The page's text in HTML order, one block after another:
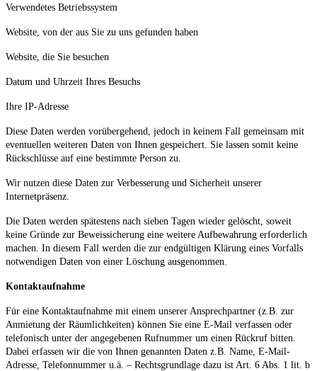
Verwendetes Betriebssystem
Website, von der aus Sie zu uns gefunden haben
Website, die Sie besuchen
Datum und Uhrzeit Ihres Besuchs
Ihre IP-Adresse
Diese Daten werden vorübergehend, jedoch in keinem Fall gemeinsam mit
eventuellen weiteren Daten von Ihnen gespeichert. Sie lassen somit keine
Rückschlüsse auf eine bestimmte Person zu.
Wir nutzen diese Daten zur Verbesserung und Sicherheit unserer
Internetpräsenz.
Die Daten werden spätestens nach sieben Tagen wieder gelöscht, soweit
keine Gründe zur Beweissicherung eine weitere Aufbewahrung erforderlich
machen. In diesem Fall werden die zur endgültigen Klärung eines Vorfalls
notwendigen Daten von einer Löschung ausgenommen.
Kontaktaufnahme
Für eine Kontaktaufnahme mit einem unserer Ansprechpartner (z.B. zur
Anmietung der Räumlichkeiten) können Sie eine E-Mail verfassen oder
telefonisch unter der angegebenen Rufnummer um einen Rückruf bitten.
Dabei erfassen wir die von Ihnen genannten Daten z.B. Name, E-Mail-
Adresse, Telefonnummer u.ä. – Rechtsgrundlage dazu ist Art. 6 Abs. 1 lit. b